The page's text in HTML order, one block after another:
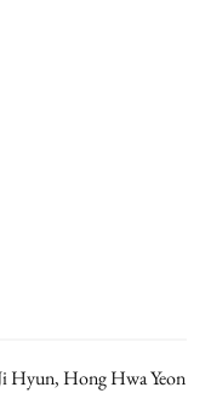
Hyun, Hong Hwa Yeon